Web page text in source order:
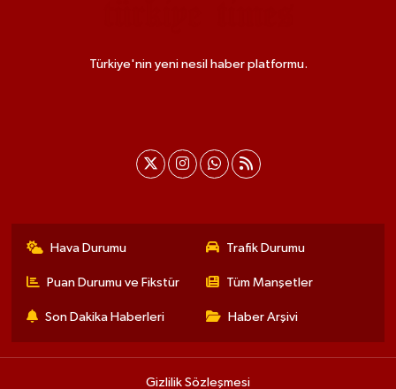
Türkiye'nin yeni nesil haber platformu.
Hava Durumu Trafik Durumu
Puan Durumu ve Fikstür Tüm Manşetler
Son Dakika Haberleri Haber Arşivi
Gizlilik Sözleşmesi